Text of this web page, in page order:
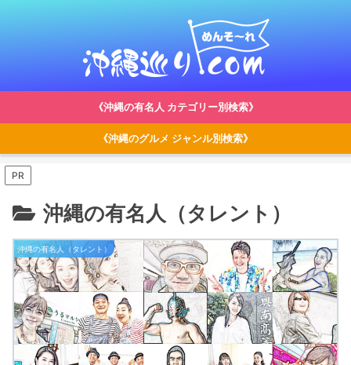
《沖縄の有名人 カテゴリー別検索》
《沖縄のグルメ ジャンル別検索》
PR
沖縄の有名人（タレント）
沖縄の有名人（タレント）